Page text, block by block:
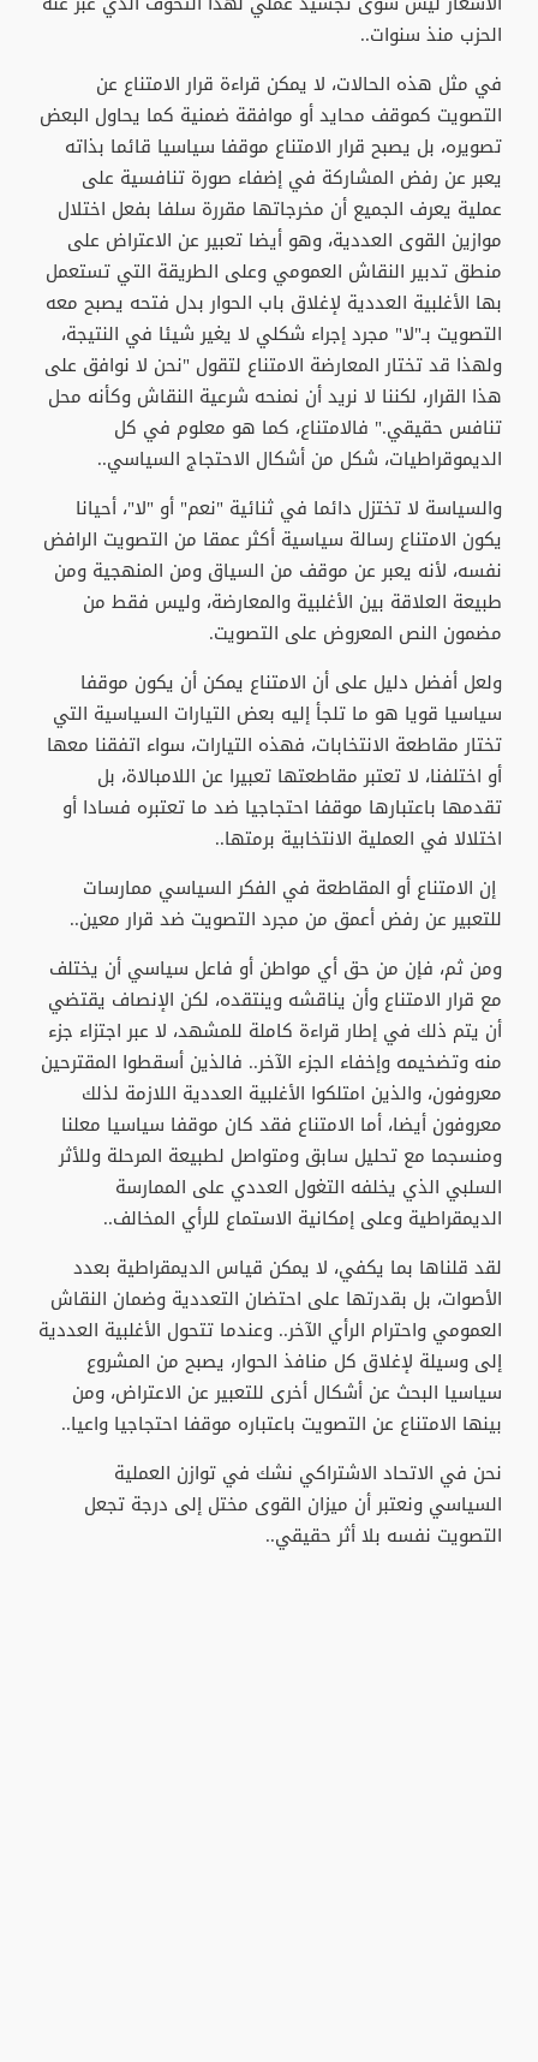
الحزب منذ سنوات..
في مثل هذه الحالات، لا يمكن قراءة قرار الامتناع عن
التصويت كموقف محايد أو موافقة ضمنية كما يحاول البعض
تصويره، بل يصبح قرار الامتناع موقفا سياسيا قائما بذاته
يعبر عن رفض المشاركة في إضفاء صورة تنافسية على
عملية يعرف الجميع أن مخرجاتها مقررة سلفا بفعل اختلال
موازين القوى العددية، وهو أيضا تعبير عن الاعتراض على
منطق تدبير النقاش العمومي وعلى الطريقة التي تستعمل
بها الأغلبية العددية لإغلاق باب الحوار بدل فتحه يصبح معه
التصويت بـ"لا" مجرد إجراء شكلي لا يغير شيئا في النتيجة،
ولهذا قد تختار المعارضة الامتناع لتقول "نحن لا نوافق على
هذا القرار، لكننا لا نريد أن نمنحه شرعية النقاش وكأنه محل
تنافس حقيقي." فالامتناع، كما هو معلوم في كل
الديموقراطيات، شكل من أشكال الاحتجاج السياسي..
والسياسة لا تختزل دائما في ثنائية "نعم" أو "لا"، أحيانا
يكون الامتناع رسالة سياسية أكثر عمقا من التصويت الرافض
نفسه، لأنه يعبر عن موقف من السياق ومن المنهجية ومن
طبيعة العلاقة بين الأغلبية والمعارضة، وليس فقط من
مضمون النص المعروض على التصويت.
ولعل أفضل دليل على أن الامتناع يمكن أن يكون موقفا
سياسيا قويا هو ما تلجأ إليه بعض التيارات السياسية التي
تختار مقاطعة الانتخابات، فهذه التيارات، سواء اتفقنا معها
أو اختلفنا، لا تعتبر مقاطعتها تعبيرا عن اللامبالاة، بل
تقدمها باعتبارها موقفا احتجاجيا ضد ما تعتبره فسادا أو
اختلالا في العملية الانتخابية برمتها..
إن الامتناع أو المقاطعة في الفكر السياسي ممارسات
للتعبير عن رفض أعمق من مجرد التصويت ضد قرار معين..
ومن ثم، فإن من حق أي مواطن أو فاعل سياسي أن يختلف
مع قرار الامتناع وأن يناقشه وينتقده، لكن الإنصاف يقتضي
أن يتم ذلك في إطار قراءة كاملة للمشهد، لا عبر اجتزاء جزء
منه وتضخيمه وإخفاء الجزء الآخر.. فالذين أسقطوا المقترحين
معروفون، والذين امتلكوا الأغلبية العددية اللازمة لذلك
معروفون أيضا، أما الامتناع فقد كان موقفا سياسيا معلنا
ومنسجما مع تحليل سابق ومتواصل لطبيعة المرحلة وللأثر
السلبي الذي يخلفه التغول العددي على الممارسة
الديمقراطية وعلى إمكانية الاستماع للرأي المخالف..
لقد قلناها بما يكفي، لا يمكن قياس الديمقراطية بعدد
الأصوات، بل بقدرتها على احتضان التعددية وضمان النقاش
العمومي واحترام الرأي الآخر.. وعندما تتحول الأغلبية العددية
إلى وسيلة لإغلاق كل منافذ الحوار، يصبح من المشروع
سياسيا البحث عن أشكال أخرى للتعبير عن الاعتراض، ومن
بينها الامتناع عن التصويت باعتباره موقفا احتجاجيا واعيا..
نحن في الاتحاد الاشتراكي نشك في توازن العملية
السياسي ونعتبر أن ميزان القوى مختل إلى درجة تجعل
التصويت نفسه بلا أثر حقيقي..